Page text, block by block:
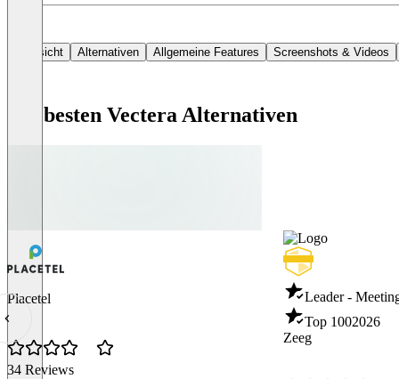
Übersicht Alternativen Allgemeine Features Screenshots & Videos
Die besten Vectera Alternativen
Placetel
34 Reviews
Leader -
Top 1002026
Zeeg